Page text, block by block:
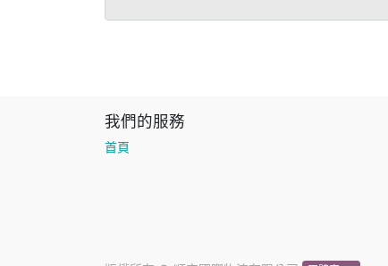
我們的服務
首頁